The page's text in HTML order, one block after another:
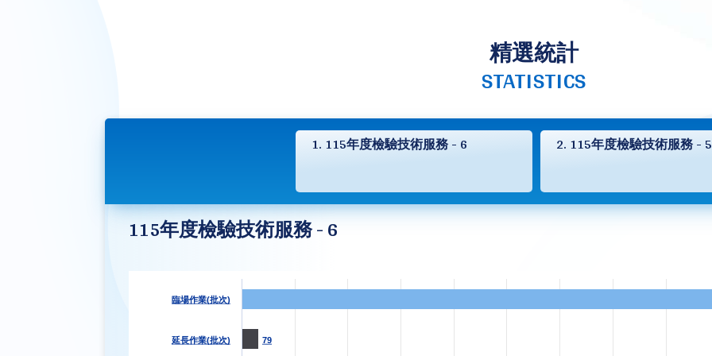
精選統計
STATISTICS
1. 115年度檢驗技術服務 - 6 2. 115年度檢驗技術服務 - 5
115年度檢驗技術服務 - 6
79
79
臨場作業(批次)
延長作業(批次)